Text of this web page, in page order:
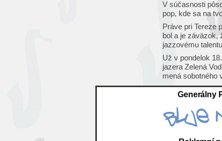
V súčasnosti
pop, kde sa na
Práve pri Tereze
bol a je záväzok,
jazzovému
Už v pondelok
jazera Zelená
mená sobotného
Generálny